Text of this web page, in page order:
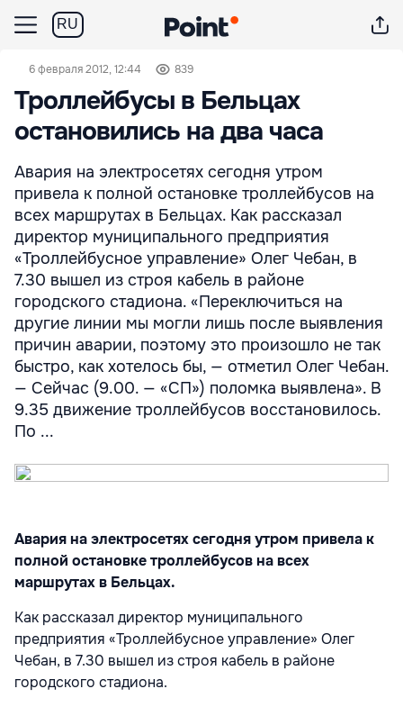
RU
6 февраля 2012, 12:44 839
Троллейбусы в Бельцах
остановились на два часа
Авария на электросетях сегодня утром
привела к полной остановке троллейбусов на
всех маршрутах в Бельцах. Как рассказал
директор муниципального предприятия
«Троллейбусное управление» Олег Чебан, в
7.30 вышел из строя кабель в районе
городского стадиона. «Переключиться на
другие линии мы могли лишь после выявления
причин аварии, поэтому это произошло не так
быстро, как хотелось бы, — отметил Олег Чебан.
— Сейчас (9.00. — «СП») поломка выявлена». В
9.35 движение троллейбусов восстановилось.
По ...
Авария на электросетях сегодня утром привела к
полной остановке троллейбусов на всех
маршрутах в Бельцах.
Как рассказал директор муниципального
предприятия «Троллейбусное управление» Олег
Чебан, в 7.30 вышел из строя кабель в районе
городского стадиона.